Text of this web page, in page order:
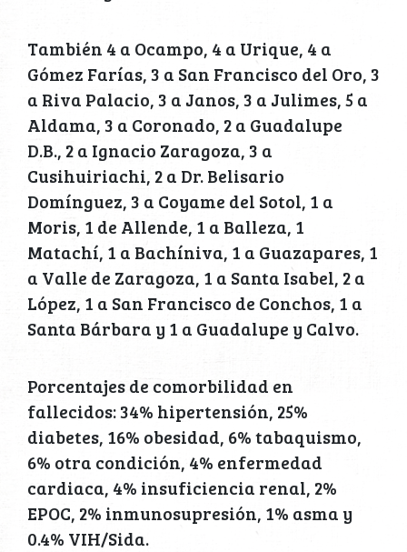
También 4 a Ocampo, 4 a Urique, 4 a
Gómez Farías, 3 a San Francisco del Oro, 3
a Riva Palacio, 3 a Janos, 3 a Julimes, 5 a
Aldama, 3 a Coronado, 2 a Guadalupe
D.B., 2 a Ignacio Zaragoza, 3 a
Cusihuiriachi, 2 a Dr. Belisario
Domínguez, 3 a Coyame del Sotol, 1 a
Moris, 1 de Allende, 1 a Balleza, 1
Matachí, 1 a Bachíniva, 1 a Guazapares, 1
a Valle de Zaragoza, 1 a Santa Isabel, 2 a
López, 1 a San Francisco de Conchos, 1 a
Santa Bárbara y 1 a Guadalupe y Calvo.
Porcentajes de comorbilidad en
fallecidos: 34% hipertensión, 25%
diabetes, 16% obesidad, 6% tabaquismo,
6% otra condición, 4% enfermedad
cardiaca, 4% insuficiencia renal, 2%
EPOC, 2% inmunosupresión, 1% asma y
0.4% VIH/Sida.